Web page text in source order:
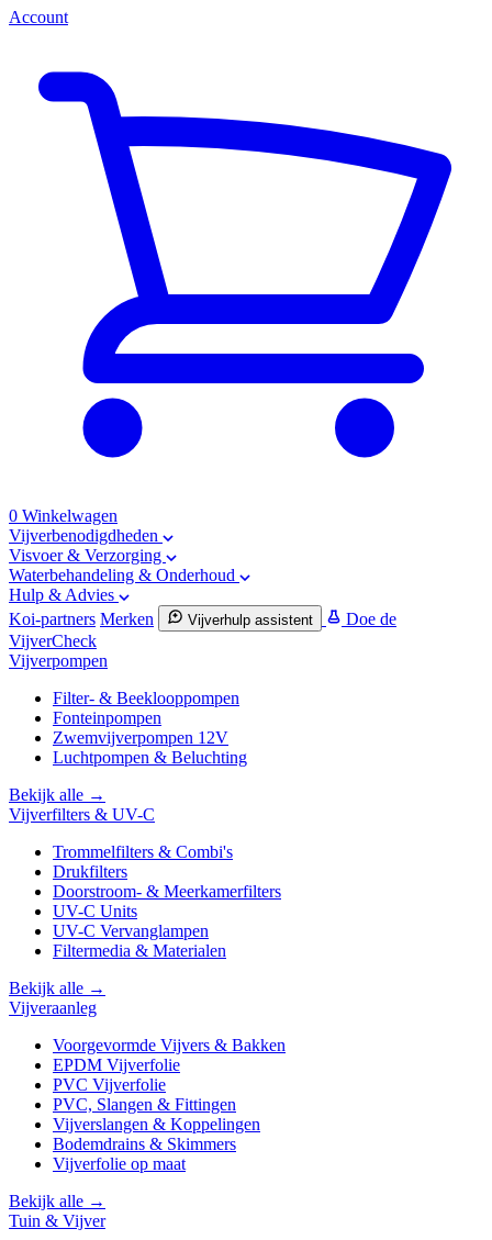
Account
0 Winkelwagen
Vijverbenodigdheden
Visvoer & Verzorging
Waterbehandeling & Onderhoud
Hulp & Advies
Koi-partners Merken Vijverhulp assistent
Doe de
VijverCheck
Vijverpompen
Filter- & Beeklooppompen
Fonteinpompen
Zwemvijverpompen 12V
Luchtpompen & Beluchting
Bekijk alle →
Vijverfilters & UV-C
Trommelfilters & Combi's
Drukfilters
Doorstroom- & Meerkamerfilters
UV-C Units
UV-C Vervanglampen
Filtermedia & Materialen
Bekijk alle →
Vijveraanleg
Voorgevormde Vijvers & Bakken
EPDM Vijverfolie
PVC Vijverfolie
PVC, Slangen & Fittingen
Vijverslangen & Koppelingen
Bodemdrains & Skimmers
Vijverfolie op maat
Bekijk alle →
Tuin & Vijver